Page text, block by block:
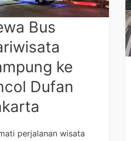
Bus
ke
Dufan
perjalanan wisata